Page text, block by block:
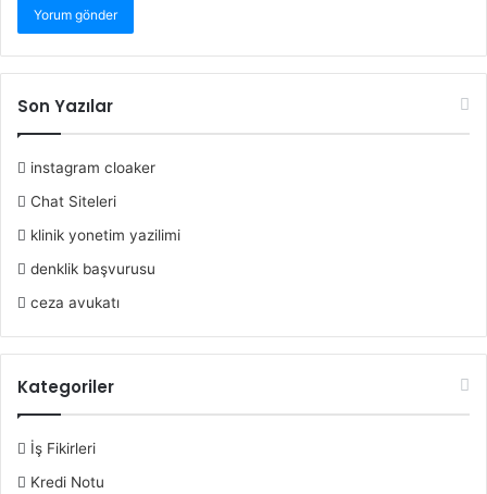
Son Yazılar
instagram cloaker
Chat Siteleri
klinik yonetim yazilimi
denklik başvurusu
ceza avukatı
Kategoriler
İş Fikirleri
Kredi Notu